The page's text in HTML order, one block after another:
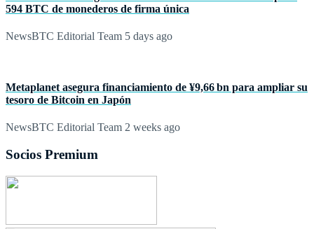
594 BTC de monederos de firma única
NewsBTC Editorial Team 5 days ago
Metaplanet asegura financiamiento de ¥9,66 bn para ampliar su
tesoro de Bitcoin en Japón
NewsBTC Editorial Team 2 weeks ago
Socios Premium